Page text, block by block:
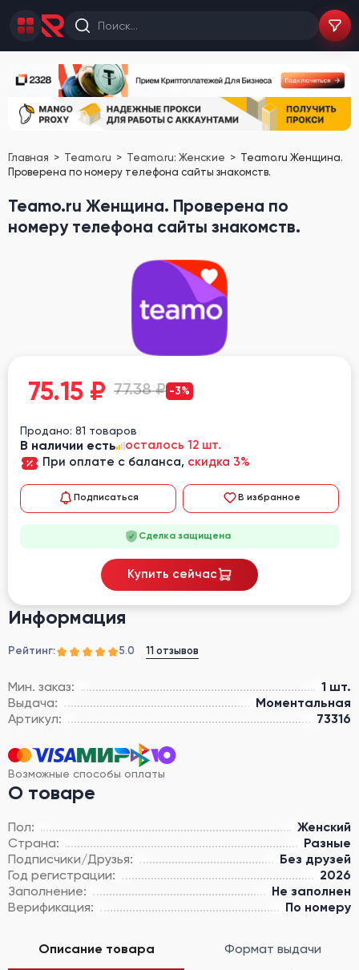
Главная Teamo.ru Teamo.ru: Женские
Teamo.ru Женщина.
Проверена по номеру телефона сайты знакомств.
Teamo.ru Женщина. Проверена по
номеру телефона сайты знакомств.
Информация
Рейтинг: 5.0 11 отзывов
Мин. заказ:
1 шт.
Выдача:
Моментальная
Артикул:
73316
Возможные способы оплаты
О товаре
Пол:
Женский
Страна:
Разные
Подписчики/Друзья:
Без друзей
Год регистрации:
2026
Заполнение:
Не заполнен
Верификация:
По номеру
75.15 ₽ 77.38 ₽ -3%
Продано: 81 товаров
В наличии есть
осталось 12 шт.
При оплате с баланса, скидка 3%
Подписаться В избранное
Сделка защищена
Купить сейчас
Описание товара Формат выдачи